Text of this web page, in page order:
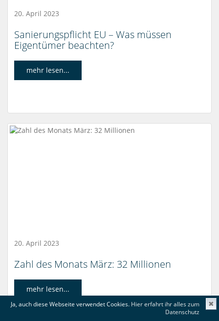
Ja, auch diese Webseite verwendet Cookies. Hier erfahrt ihr alles zum
Datenschutz
✖
20. April 2023
Sanierungspflicht EU – Was müssen
Eigentümer beachten?
mehr lesen...
20. April 2023
Zahl des Monats März: 32 Millionen
mehr lesen...